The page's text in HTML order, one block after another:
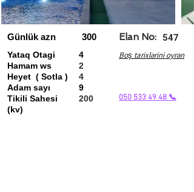
Günlük azn
Yataq Otagi
Hamam ws
Heyet ( Sotla )
Adam sayı
Tikili Sahesi
(kv)
300
4
Elan No: 547
Boş tarixlərini oyrən
2
4
9
200
050 533 49 48 📞